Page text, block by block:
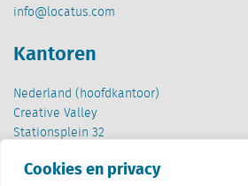
Cookies en privacy
info@locatus.com
Kantoren
Nederland (hoofdkantoor)
Creative Valley
Stationsplein 32